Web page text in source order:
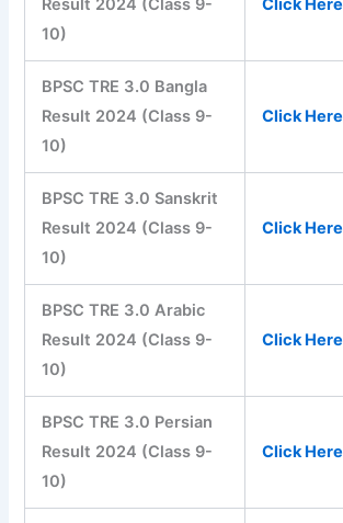
Result 2024 (Class 9-
10)
Click Here
BPSC TRE 3.0 Bangla
Result 2024 (Class 9-
10)
Click Here
BPSC TRE 3.0 Sanskrit
Result 2024 (Class 9-
10)
Click Here
BPSC TRE 3.0 Arabic
Result 2024 (Class 9-
10)
Click Here
BPSC TRE 3.0 Persian
Result 2024 (Class 9-
10)
Click Here